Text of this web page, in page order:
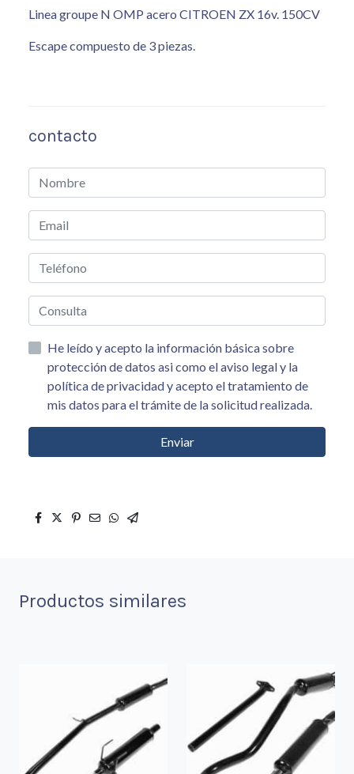
Linea groupe N OMP acero CITROEN ZX 16v. 150CV
Escape compuesto de 3 piezas.
contacto
He leído y acepto la información básica sobre
protección de datos asi como el aviso legal y la
política de privacidad y acepto el tratamiento de
mis datos para el trámite de la solicitud realizada.
Enviar
Productos similares